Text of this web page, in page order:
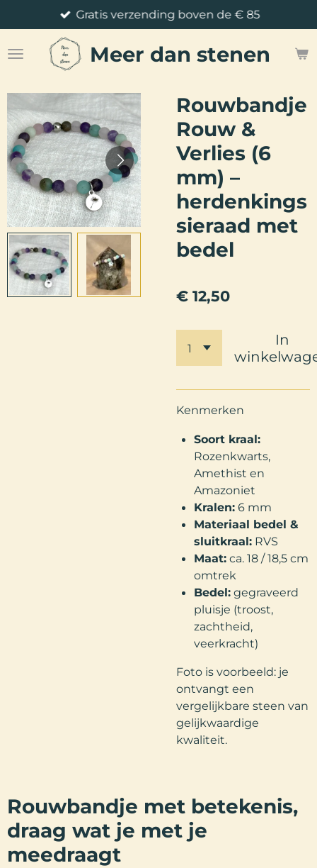
direct
naar
Meer dan stenen
Gratis verzending boven de € 85
Rouwbandje
Rouw &
Verlies (6
mm) –
herdenkings
sieraad met
bedel
€ 12,50
In
Kenmerken
Soort kraal:
Rozenkwarts,
Amethist en
Amazoniet
Kralen:6 mm
Materiaal bedel &
sluitkraal:RVS
Maat:ca. 18 / 18,5 cm
omtrek
Bedel:gegraveerd
pluisje (troost,
zachtheid,
veerkracht)
Foto is voorbeeld: je
ontvangt een
vergelijkbare steen van
gelijkwaardige
kwaliteit.
Rouwbandje met betekenis,
draag wat je met je
meedraagt